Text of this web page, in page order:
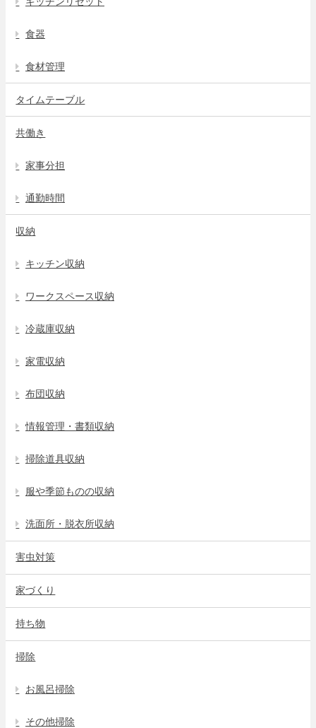
食器
食材管理
タイムテーブル
共働き
家事分担
通勤時間
収納
キッチン収納
ワークスペース収納
冷蔵庫収納
家電収納
布団収納
情報管理・書類収納
掃除道具収納
服や季節ものの収納
洗面所・脱衣所収納
害虫対策
家づくり
持ち物
掃除
お風呂掃除
その他掃除